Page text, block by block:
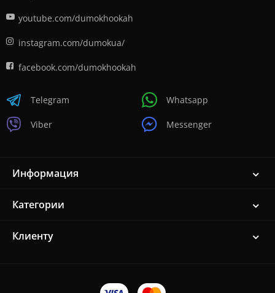
youtube.com/dumokhookah
instagram.com/dumokua/
facebook.com/dumokhookah
Telegram
Viber
Whatsapp
Messenger
Информация
Категории
Клиенту